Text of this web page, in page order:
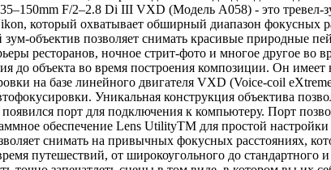
F/2–2.8 Di III VXD (Модель A058) - это тревел-
который охватывает обширный диапазон фокусных
объектив позволяет снимать красивые природные
ресторанов, ночное стрит-фото и многое другое во
до объекта во время построения композиции. Он имеет
на базе линейного двигателя VXD (Voice-coil
Уникальная конструкция объектива
порт для подключения к компьютеру. Порт
обеспечение Lens UtilityTM для простой
снимать на привычных фокусных расстояниях,
путешествий, от широкоугольного до стандартного и